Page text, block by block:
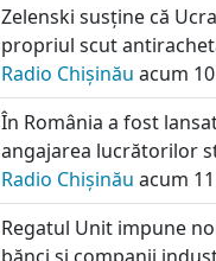
Zelenski susține că
propriul scut
Radio Chișinău acum
În România a fost
angajarea lucrătorilor
Radio Chișinău acum
Regatul Unit impune